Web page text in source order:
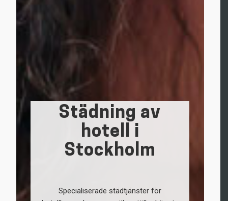
Städning av
hotell i
Stockholm
Specialiserade städtjänster för